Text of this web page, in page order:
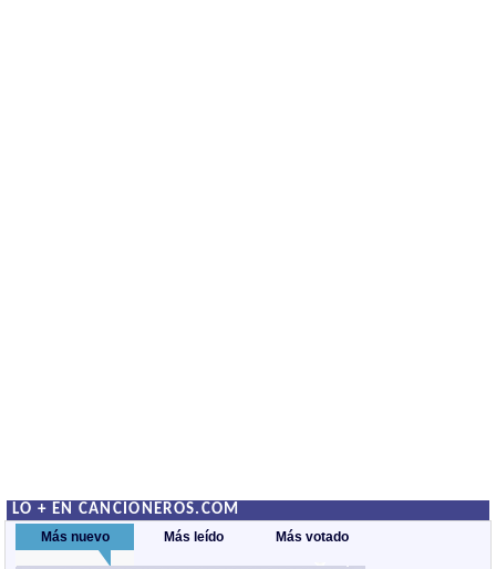
LO + EN CANCIONEROS.COM
Más nuevo Más leído Más votado